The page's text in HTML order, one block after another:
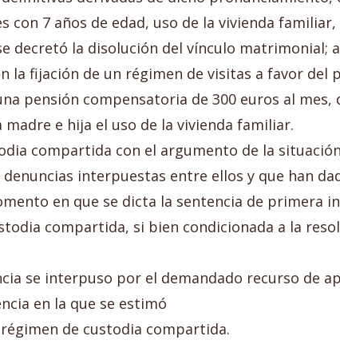
7 años de edad, uso de la vivienda
decretó la disolución del vínculo matrimonial;
la fijación de un régimen de visitas a favor del
pensión compensatoria de 300 euros al
e hija el uso de la vivienda familiar.
compartida con el argumento de la
interpuestas entre ellos y que han
en que se dicta la sentencia de primera
compartida, si bien condicionada a la
se interpuso por el demandado recurso de
en la que se estimó
de custodia compartida.